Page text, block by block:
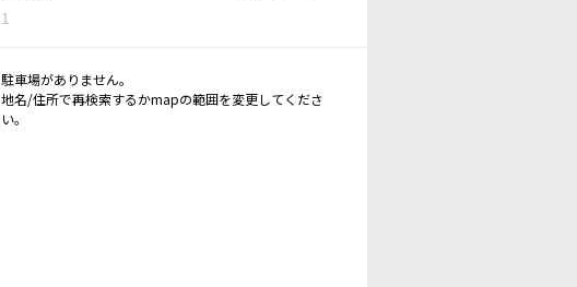
1
駐車場がありません。
地名/住所で再検索するかmapの範囲を変更してくださ
い。